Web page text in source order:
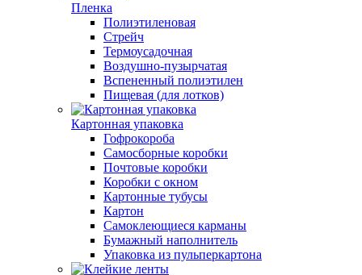
Пленка
Полиэтиленовая
Стрейч
Термоусадочная
Воздушно-пузырчатая
Вспененный полиэтилен
Пищевая (для лотков)
Картонная упаковка
Гофрокороба
Самосборные коробки
Почтовые коробки
Коробки с окном
Картонные тубусы
Картон
Самоклеющиеся карманы
Бумажный наполнитель
Упаковка из пульперкартона